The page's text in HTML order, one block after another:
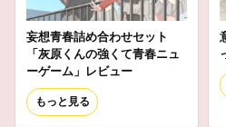
妄想青春詰め合わせセット
「灰原くんの強くて青春ニュ
ーゲーム」レビュー
もっと見る